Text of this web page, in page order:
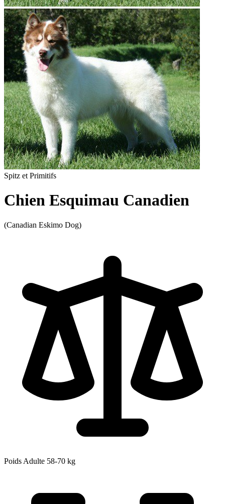
Spitz et Primitifs
Chien Esquimau Canadien
(Canadian Eskimo Dog)
Poids Adulte 58-70 kg